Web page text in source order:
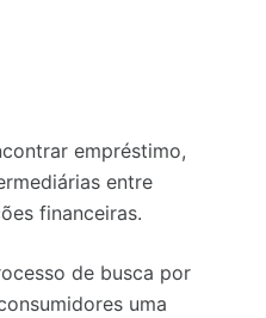
empréstimo,
entre
financeiras.
de busca por
uma